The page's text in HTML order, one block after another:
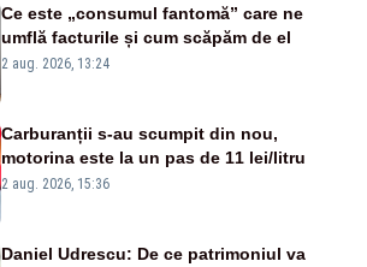
Ce este „consumul fantomă” care ne
umflă facturile și cum scăpăm de el
2 aug. 2026, 13:24
Carburanții s-au scumpit din nou,
motorina este la un pas de 11 lei/litru
2 aug. 2026, 15:36
Daniel Udrescu: De ce patrimoniul va